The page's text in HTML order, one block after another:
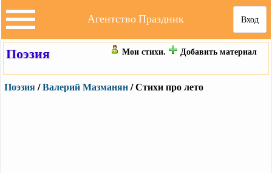
Вход
Агентство Праздник
Поэзия Мои стихи. Добавить материал
Поэзия/Валерий Мазманян/ Стихи про лето